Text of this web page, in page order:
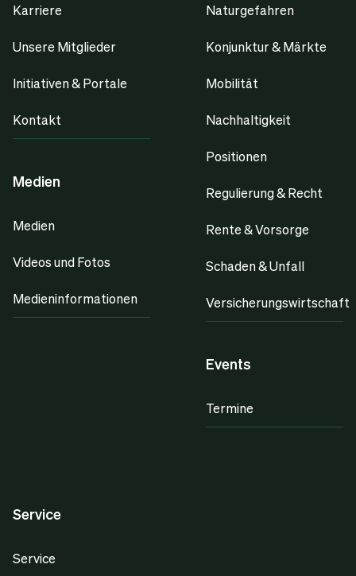
Karriere
Unsere Mitglieder
Initiativen & Portale
Kontakt
Medien
Medien
Videos und Fotos
Medieninformationen
Naturgefahren
Konjunktur & Märkte
Mobilität
Nachhaltigkeit
Positionen
Regulierung & Recht
Rente & Vorsorge
Schaden & Unfall
Versicherungswirtschaft
Events
Termine
Service
Service